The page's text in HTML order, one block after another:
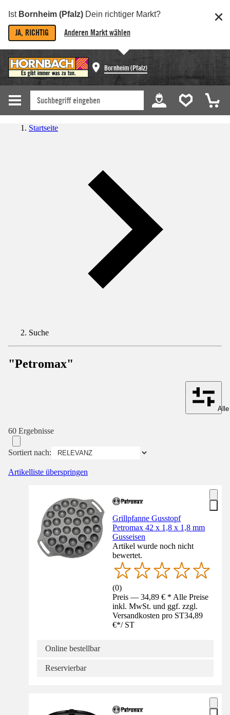
Ist Bornheim (Pfalz) Dein richtiger Markt?
JA, RICHTIG Anderen Markt wählen
Bornheim (Pfalz)
Startseite
Suche
"Petromax"
60 Ergebnisse
Sortiert nach:
Artikelliste überspringen
Grillpfanne Gusstopf
Petromax 42 x 1,8 x 1,8 mm
Gusseisen
Artikel wurde noch nicht
bewertet.
(0)
Preis — 34,89 € * Alle Preise
inkl. MwSt. und ggf. zzgl.
Versandkosten pro ST34,89
€*/ ST
Online bestellbar
Reservierbar